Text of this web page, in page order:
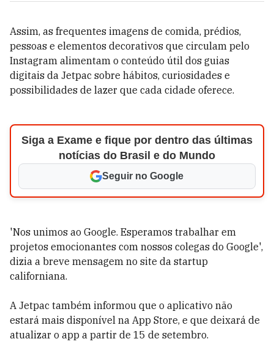
Assim, as frequentes imagens de comida, prédios,
pessoas e elementos decorativos que circulam pelo
Instagram alimentam o conteúdo útil dos guias
digitais da Jetpac sobre hábitos, curiosidades e
possibilidades de lazer que cada cidade oferece.
Siga a Exame e fique por dentro das últimas
notícias do Brasil e do Mundo
Seguir no Google
'Nos unimos ao Google. Esperamos trabalhar em
projetos emocionantes com nossos colegas do Google',
dizia a breve mensagem no site da startup
californiana.
A Jetpac também informou que o aplicativo não
estará mais disponível na App Store, e que deixará de
atualizar o app a partir de 15 de setembro.